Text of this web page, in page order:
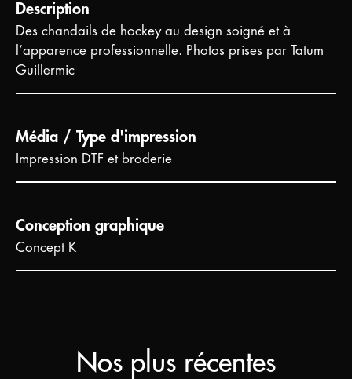
Description
Des chandails de hockey au design soigné et à
l’apparence professionnelle. Photos prises par Tatum
Guillermic
Média / Type d'impression
Impression DTF et broderie
Conception graphique
Concept K
Nos plus récentes